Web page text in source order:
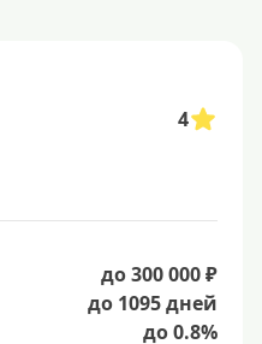
4
до 300 000 ₽
до 1095 дней
до 0.8%